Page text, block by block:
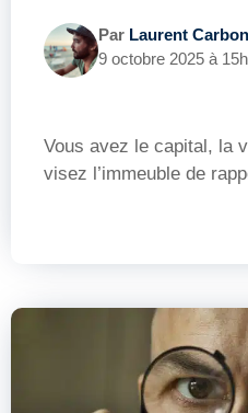
Par Laurent
9 octobre 2025 à
Vous avez le capital, la
visez l’immeuble de